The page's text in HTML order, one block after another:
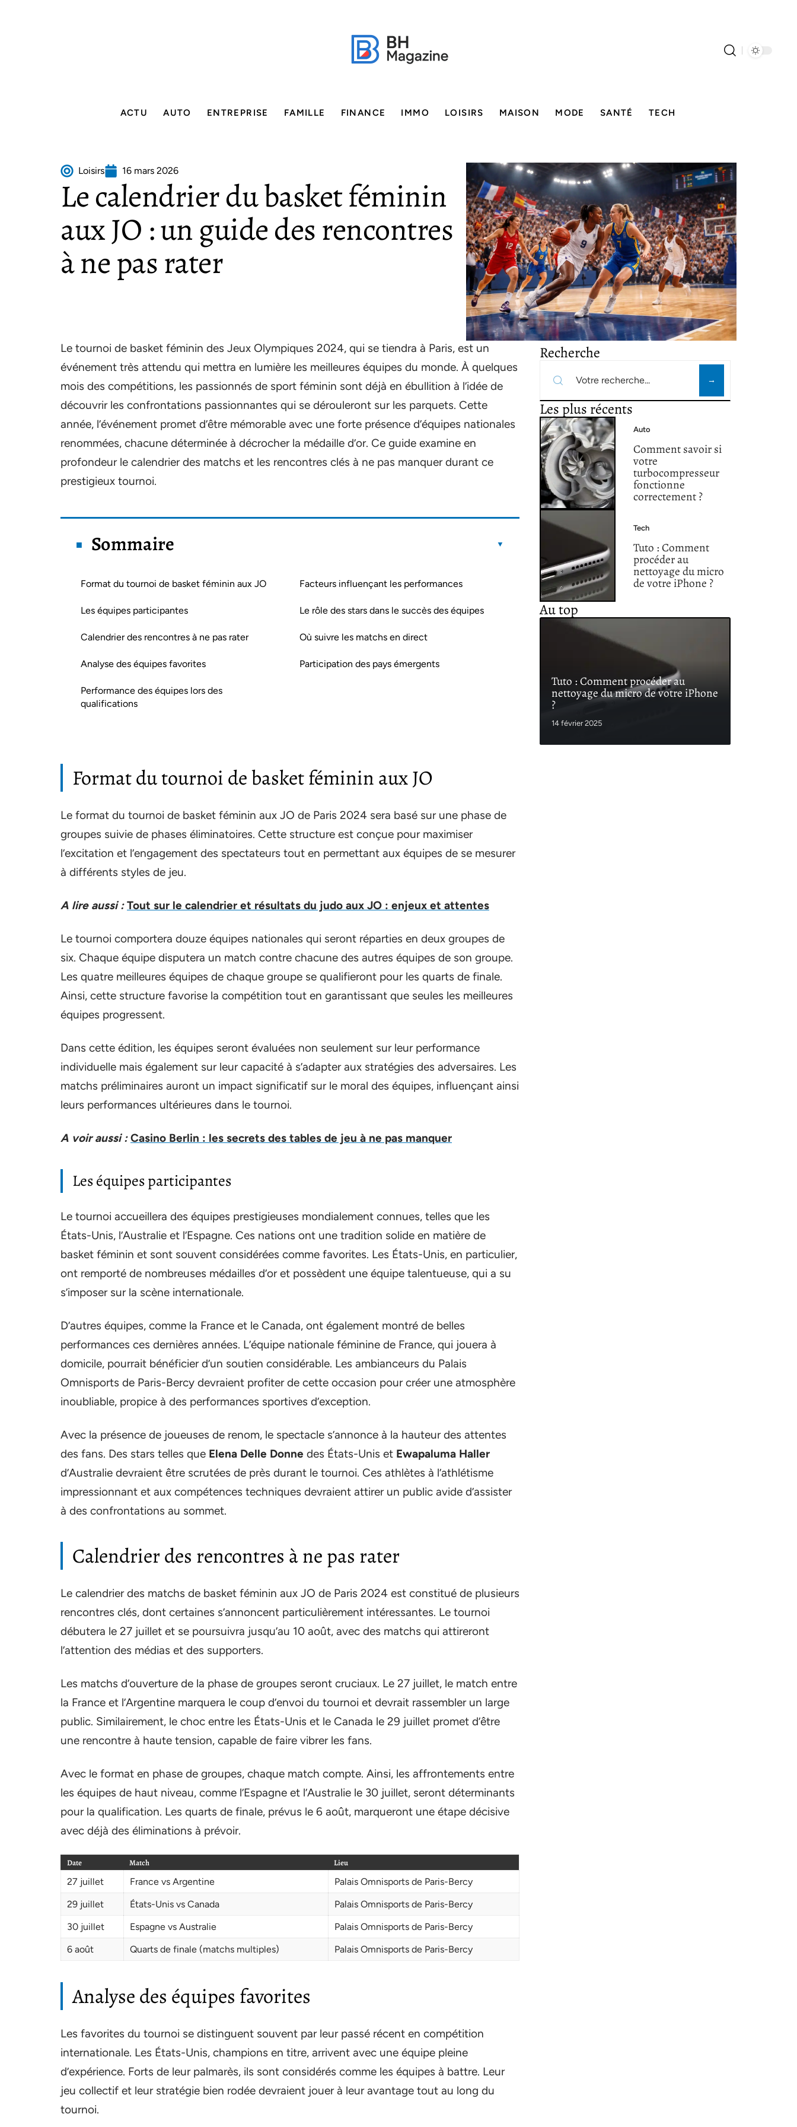
ACTU AUTO ENTREPRISE FAMILLE FINANCE IMMO LOISIRS MAISON MODE SANTÉ TECH
Loisirs 16 mars 2026
Le calendrier du basket féminin
aux JO : un guide des rencontres
à ne pas rater
Le tournoi de basket féminin des Jeux Olympiques 2024, qui se tiendra à Paris, est un
événement très attendu qui mettra en lumière les meilleures équipes du monde. À quelques
mois des compétitions, les passionnés de sport féminin sont déjà en ébullition à l’idée de
découvrir les confrontations passionnantes qui se dérouleront sur les parquets. Cette
année, l’événement promet d’être mémorable avec une forte présence d’équipes nationales
renommées, chacune déterminée à décrocher la médaille d’or. Ce guide examine en
profondeur le calendrier des matchs et les rencontres clés à ne pas manquer durant ce
prestigieux tournoi.
Sommaire
Format du tournoi de basket féminin aux JO
Les équipes participantes
Calendrier des rencontres à ne pas rater
Analyse des équipes favorites
Performance des équipes lors des
qualifications
Facteurs influençant les performances
Le rôle des stars dans le succès des équipes
Où suivre les matchs en direct
Participation des pays émergents
Format du tournoi de basket féminin aux JO
Le format du tournoi de basket féminin aux JO de Paris 2024 sera basé sur une phase de
groupes suivie de phases éliminatoires. Cette structure est conçue pour maximiser
l’excitation et l’engagement des spectateurs tout en permettant aux équipes de se mesurer
à différents styles de jeu.
A lire aussi : Tout sur le calendrier et résultats du judo aux JO : enjeux et attentes
Le tournoi comportera douze équipes nationales qui seront réparties en deux groupes de
six. Chaque équipe disputera un match contre chacune des autres équipes de son groupe.
Les quatre meilleures équipes de chaque groupe se qualifieront pour les quarts de finale.
Ainsi, cette structure favorise la compétition tout en garantissant que seules les meilleures
équipes progressent.
Dans cette édition, les équipes seront évaluées non seulement sur leur performance
individuelle mais également sur leur capacité à s’adapter aux stratégies des adversaires. Les
matchs préliminaires auront un impact significatif sur le moral des équipes, influençant ainsi
leurs performances ultérieures dans le tournoi.
A voir aussi : Casino Berlin : les secrets des tables de jeu à ne pas manquer
Les équipes participantes
Le tournoi accueillera des équipes prestigieuses mondialement connues, telles que les
États-Unis, l’Australie et l’Espagne. Ces nations ont une tradition solide en matière de
basket féminin et sont souvent considérées comme favorites. Les États-Unis, en particulier,
ont remporté de nombreuses médailles d’or et possèdent une équipe talentueuse, qui a su
s’imposer sur la scène internationale.
D’autres équipes, comme la France et le Canada, ont également montré de belles
performances ces dernières années. L’équipe nationale féminine de France, qui jouera à
domicile, pourrait bénéficier d’un soutien considérable. Les ambianceurs du Palais
Omnisports de Paris-Bercy devraient profiter de cette occasion pour créer une atmosphère
inoubliable, propice à des performances sportives d’exception.
Avec la présence de joueuses de renom, le spectacle s’annonce à la hauteur des attentes
des fans. Des stars telles que Elena Delle Donne des États-Unis et Ewapaluma Haller
d’Australie devraient être scrutées de près durant le tournoi. Ces athlètes à l’athlétisme
impressionnant et aux compétences techniques devraient attirer un public avide d’assister
à des confrontations au sommet.
Calendrier des rencontres à ne pas rater
Le calendrier des matchs de basket féminin aux JO de Paris 2024 est constitué de plusieurs
rencontres clés, dont certaines s’annoncent particulièrement intéressantes. Le tournoi
débutera le 27 juillet et se poursuivra jusqu’au 10 août, avec des matchs qui attireront
l’attention des médias et des supporters.
Les matchs d’ouverture de la phase de groupes seront cruciaux. Le 27 juillet, le match entre
la France et l’Argentine marquera le coup d’envoi du tournoi et devrait rassembler un large
public. Similairement, le choc entre les États-Unis et le Canada le 29 juillet promet d’être
une rencontre à haute tension, capable de faire vibrer les fans.
Avec le format en phase de groupes, chaque match compte. Ainsi, les affrontements entre
les équipes de haut niveau, comme l’Espagne et l’Australie le 30 juillet, seront déterminants
pour la qualification. Les quarts de finale, prévus le 6 août, marqueront une étape décisive
avec déjà des éliminations à prévoir.
Date Match Lieu
27 juillet France vs Argentine
Palais Omnisports de Paris-Bercy
29 juillet
États-Unis vs Canada
Palais Omnisports de Paris-Bercy
30 juillet
Espagne vs Australie
Palais Omnisports de Paris-Bercy
6 août
Quarts de finale (matchs multiples) Palais Omnisports de Paris-Bercy
Analyse des équipes favorites
Les favorites du tournoi se distinguent souvent par leur passé récent en compétition
internationale. Les États-Unis, champions en titre, arrivent avec une équipe pleine
d’expérience. Forts de leur palmarès, ils sont considérés comme les équipes à battre. Leur
jeu collectif et leur stratégie bien rodée devraient jouer à leur avantage tout au long du
tournoi.
Recherche
Les plus récents
Auto
Comment savoir si
votre
turbocompresseur
fonctionne
correctement ?
Tech
Tuto : Comment
procéder au
nettoyage du micro
de votre iPhone ?
Au top
Tuto : Comment procéder au
nettoyage du micro de votre iPhone
?
14 février 2025